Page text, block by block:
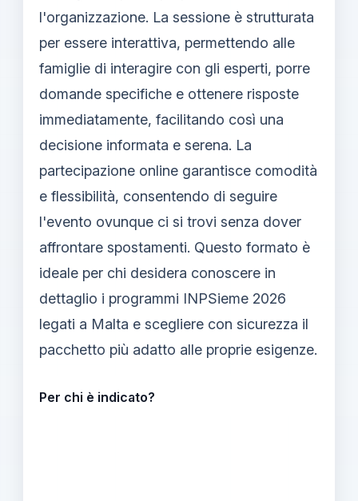
l'organizzazione. La sessione è strutturata
per essere interattiva, permettendo alle
famiglie di interagire con gli esperti, porre
domande specifiche e ottenere risposte
immediatamente, facilitando così una
decisione informata e serena. La
partecipazione online garantisce comodità
e flessibilità, consentendo di seguire
l'evento ovunque ci si trovi senza dover
affrontare spostamenti. Questo formato è
ideale per chi desidera conoscere in
dettaglio i programmi INPSieme 2026
legati a Malta e scegliere con sicurezza il
pacchetto più adatto alle proprie esigenze.
Per chi è indicato?